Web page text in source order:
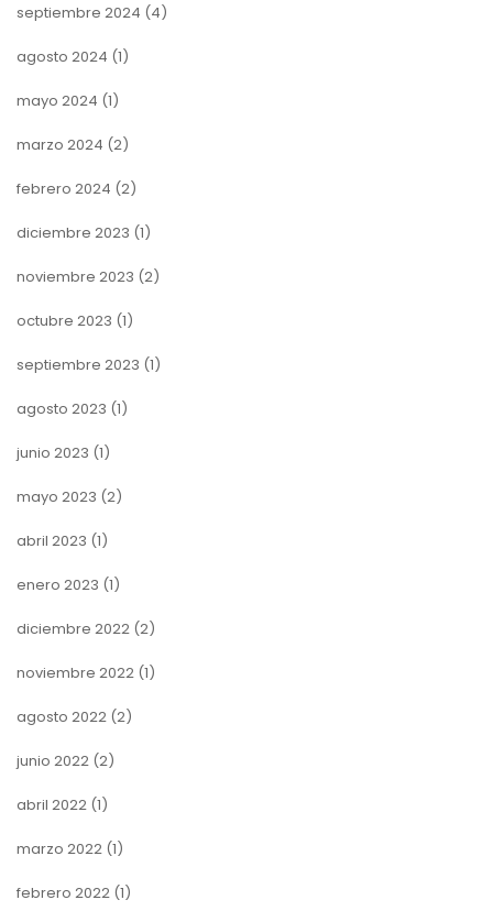
septiembre 2024 (4)
agosto 2024 (1)
mayo 2024 (1)
marzo 2024 (2)
febrero 2024 (2)
diciembre 2023 (1)
noviembre 2023 (2)
octubre 2023 (1)
septiembre 2023 (1)
agosto 2023 (1)
junio 2023 (1)
mayo 2023 (2)
abril 2023 (1)
enero 2023 (1)
diciembre 2022 (2)
noviembre 2022 (1)
agosto 2022 (2)
junio 2022 (2)
abril 2022 (1)
marzo 2022 (1)
febrero 2022 (1)